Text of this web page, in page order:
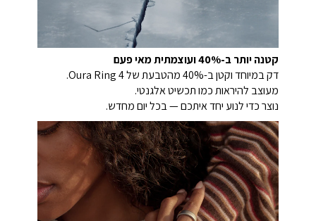
קטנה יותר ב-40% ועוצמתית מאי פעם
דק במיוחד וקטן ב-40% מהטבעת של Oura Ring 4.
מעוצב להיראות כמו תכשיט אלגנטי.
נוצר כדי לנוע יחד איתכם — בכל יום מחדש.